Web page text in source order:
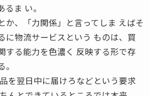
ま い。
か、「力関係」と言ってしま えばそ
に物流サービスという ものは、買
する能力を色濃く 反映する形で存
を翌日中に届けろなどという要求